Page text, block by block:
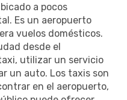
a pocos
Es un aeropuerto
vuelos domésticos.
desde el
utilizar un servicio
un auto. Los taxis son
en el aeropuerto,